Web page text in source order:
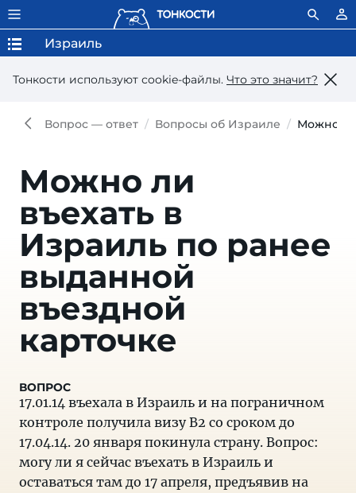
Тонкости используют сookie-файлы. Что это значит?
Израиль
Вопрос — ответ Вопросы об Израиле Можно ли
Можно ли
въехать в
Израиль по ранее
выданной
въездной
карточке
17.01.14 въехала в Израиль и на пограничном
контроле получила визу В2 со сроком до
17.04.14. 20 января покинула страну. Вопрос:
могу ли я сейчас въехать в Израиль и
оставаться там до 17 апреля, предъявив на